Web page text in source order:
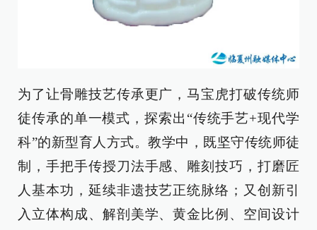
为了让骨雕技艺传承更广，马宝虎打破传统师
徒传承的单一模式，探索出“传统手艺+现代学
科”的新型育人方式。教学中，既坚守传统师徒
制，手把手传授刀法手感、雕刻技巧，打磨匠
人基本功，延续非遗技艺正统脉络；又创新引
入立体构成、解剖美学、黄金比例、空间设计